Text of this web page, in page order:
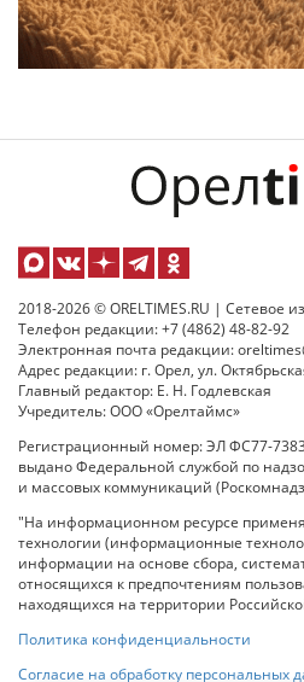
2018-2026 © ORELTIMES.RU | Сетевое
Телефон редакции: +7 (4862) 48-82-92
Электронная почта редакции:
Адрес редакции: г. Орел, ул.
Главный редактор: Е. Н. Годлевская
Учредитель: ООО «Орелтаймс»
Регистрационный номер: ЭЛ ФС77-
выдано Федеральной службой по
и массовых коммуникаций
"На информационном ресурсе
технологии (информационные
информации на основе сбора,
относящихся к предпочтениям
находящихся на территории
Политика конфиденциальности
Согласие на обработку персональных